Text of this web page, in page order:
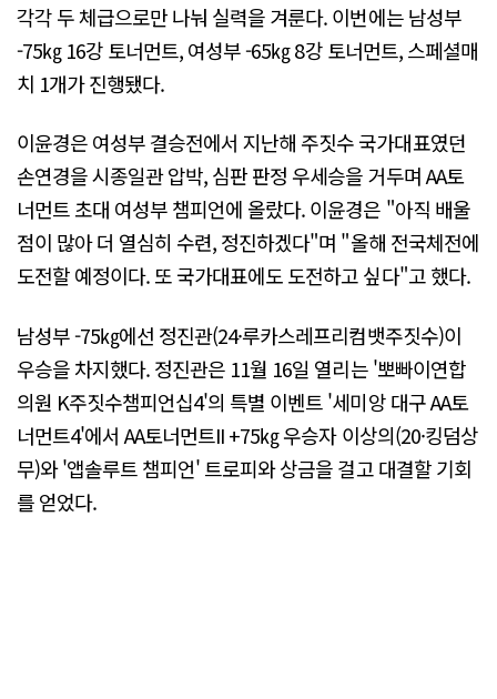
각각 두 체급으로만 나눠 실력을 겨룬다. 이번에는 남성부
-75㎏ 16강 토너먼트, 여성부 -65㎏ 8강 토너먼트, 스페셜매
치 1개가 진행됐다.
이윤경은 여성부 결승전에서 지난해 주짓수 국가대표였던
손연경을 시종일관 압박, 심판 판정 우세승을 거두며 AA토
너먼트 초대 여성부 챔피언에 올랐다. 이윤경은 "아직 배울
점이 많아 더 열심히 수련, 정진하겠다"며 "올해 전국체전에
도전할 예정이다. 또 국가대표에도 도전하고 싶다"고 했다.
남성부 -75㎏에선 정진관(24·루카스레프리컴뱃주짓수)이
우승을 차지했다. 정진관은 11월 16일 열리는 '뽀빠이연합
의원 K주짓수챔피언십4'의 특별 이벤트 '세미앙 대구 AA토
너먼트4'에서 AA토너먼트II +75㎏ 우승자 이상의(20·킹덤상
무)와 '앱솔루트 챔피언' 트로피와 상금을 걸고 대결할 기회
를 얻었다.